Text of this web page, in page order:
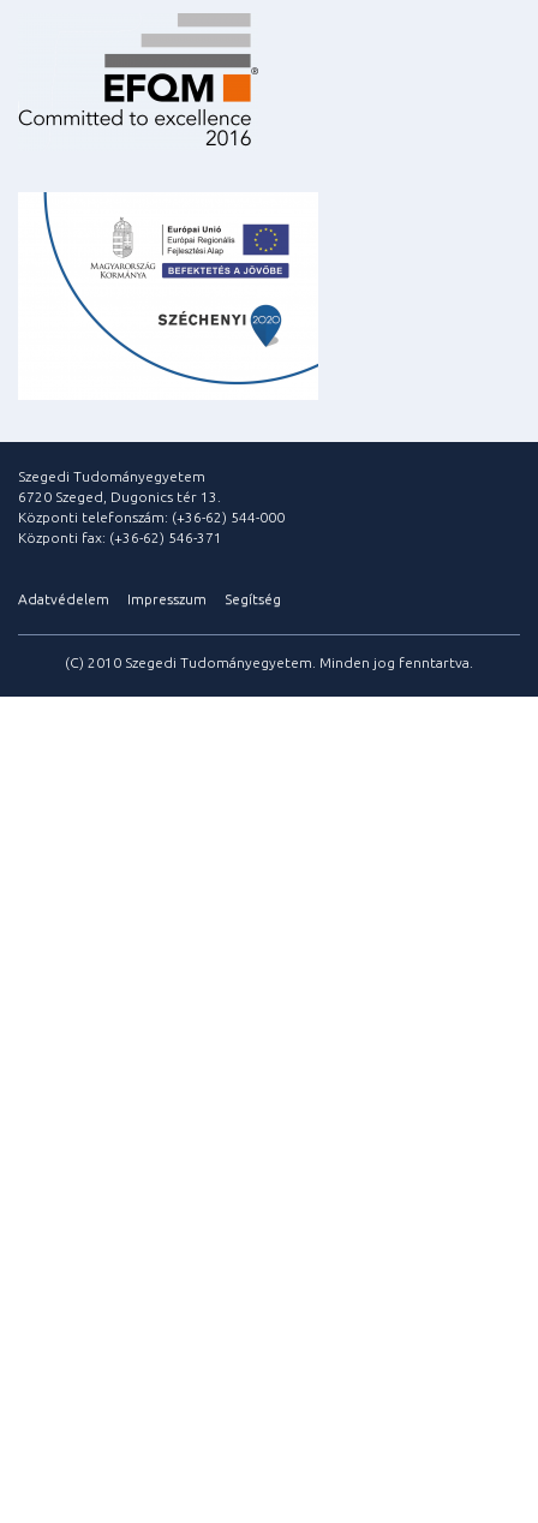
Szegedi Tudományegyetem
6720 Szeged, Dugonics tér 13.
Központi telefonszám: (+36-62) 544-000
Központi fax: (+36-62) 546-371
Adatvédelem Impresszum Segítség
(C) 2010 Szegedi Tudományegyetem. Minden jog fenntartva.